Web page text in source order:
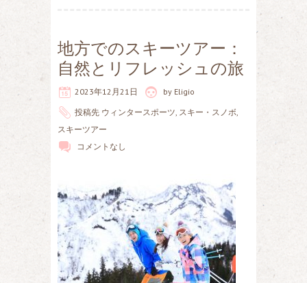
地方でのスキーツアー：
自然とリフレッシュの旅
2023年12月21日 by Eligio
投稿先 ウィンタースポーツ, スキー・スノボ,
スキーツアー
コメントなし